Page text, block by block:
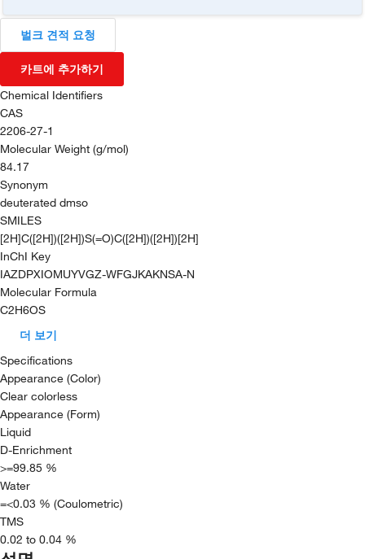
벌크 견적 요청
카트에 추가하기
Chemical Identifiers
CAS
2206-27-1
Molecular Weight (g/mol)
84.17
Synonym
deuterated dmso
SMILES
[2H]C([2H])([2H])S(=O)C([2H])([2H])[2H]
InChI Key
IAZDPXIOMUYVGZ-WFGJKAKNSA-N
Molecular Formula
C2H6OS
더 보기
Specifications
Appearance (Color)
Clear colorless
Appearance (Form)
Liquid
D-Enrichment
>=99.85 %
Water
=<0.03 % (Coulometric)
TMS
0.02 to 0.04 %